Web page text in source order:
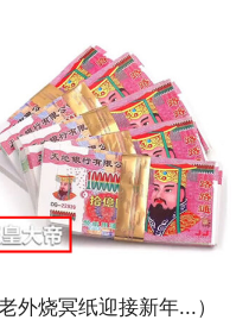
烧冥纸迎接新年...）